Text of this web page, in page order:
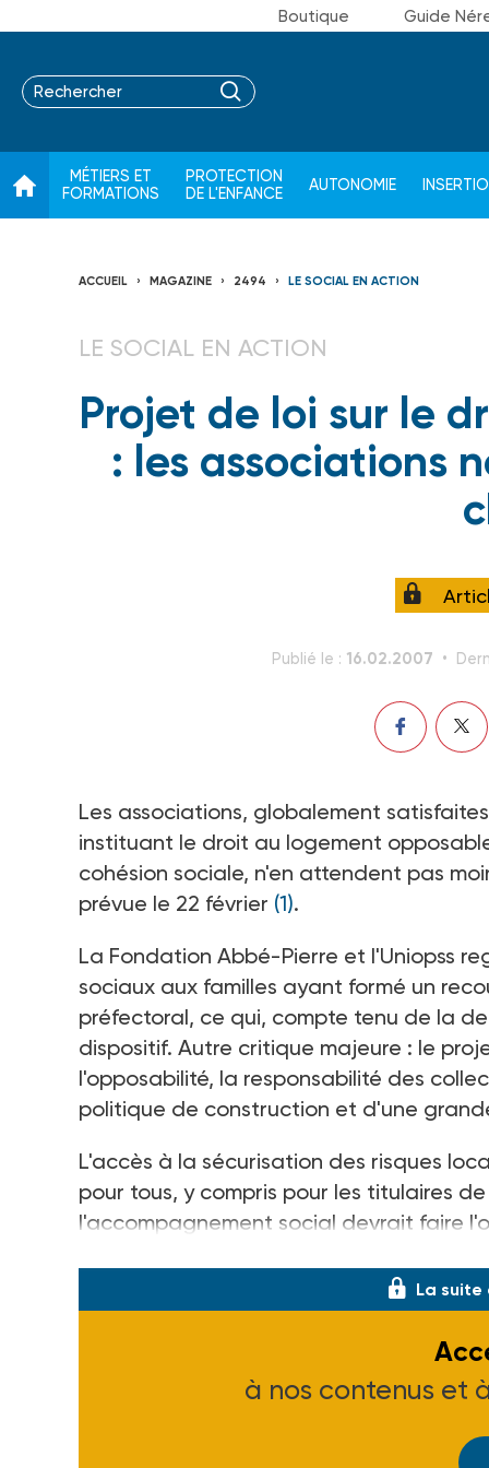
Boutique Guide
MÉTIERS ET
FORMATIONS
PROTECTION
DE L'ENFANCE
AUTONOMIE
ACCUEIL MAGAZINE 2494 LE SOCIAL EN ACTION
LE SOCIAL EN ACTION
Projet de loi sur le
: les associations
Publié le : 16.02.2007
Les associations, globalement
instituant le droit au logement
cohésion sociale, n'en attendent pas
prévue le 22 février (1).
La Fondation Abbé-Pierre et l'Uniopss
sociaux aux familles ayant formé un
préfectoral, ce qui, compte tenu de la
dispositif. Autre critique majeure : le
l'opposabilité, la responsabilité des
politique de construction et d'une
L'accès à la sécurisation des risques
pour tous, y compris pour les titulaires
l'accompagnement social devrait faire
La suite
à nos contenus et